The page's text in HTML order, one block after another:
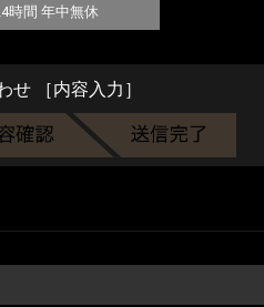
時間 年中無休
せ ［内容入力］